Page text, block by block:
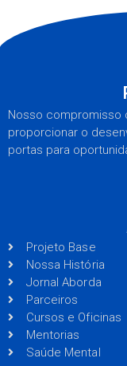
Nosso compromisso
proporcionar o
portas para
Projeto Base
Nossa História
Jornal Aborda
Parceiros
Cursos e Oficinas
Mentorias
Saúde Mental